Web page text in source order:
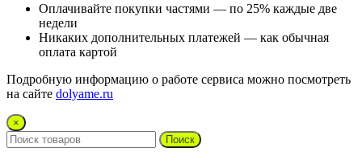
Оплачивайте покупки частями — по 25% каждые две
недели
Никаких дополнительных платежей — как обычная
оплата картой
Подробную информацию о работе сервиса можно посмотреть
на сайте dolyame.ru
×
Поиск